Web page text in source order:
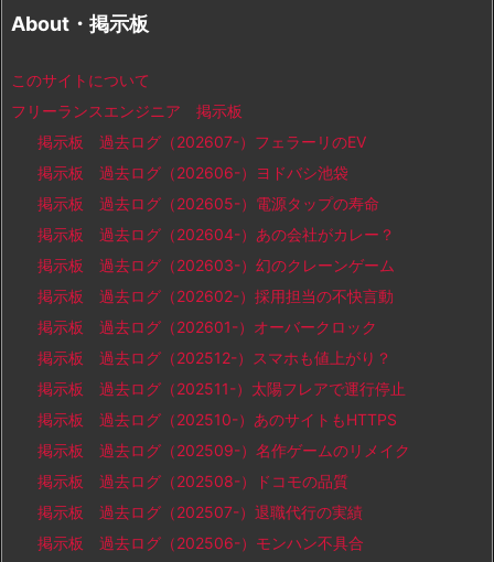
About・掲示板
このサイトについて
フリーランスエンジニア 掲示板
掲示板 過去ログ（202607-）フェラーリのEV
掲示板 過去ログ（202606-）ヨドバシ池袋
掲示板 過去ログ（202605-）電源タップの寿命
掲示板 過去ログ（202604-）あの会社がカレー？
掲示板 過去ログ（202603-）幻のクレーンゲーム
掲示板 過去ログ（202602-）採用担当の不快言動
掲示板 過去ログ（202601-）オーバークロック
掲示板 過去ログ（202512-）スマホも値上がり？
掲示板 過去ログ（202511-）太陽フレアで運行停止
掲示板 過去ログ（202510-）あのサイトもHTTPS
掲示板 過去ログ（202509-）名作ゲームのリメイク
掲示板 過去ログ（202508-）ドコモの品質
掲示板 過去ログ（202507-）退職代行の実績
掲示板 過去ログ（202506-）モンハン不具合